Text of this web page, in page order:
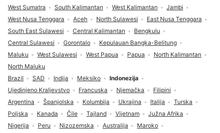
Brazil SAD Indija Meksiko
Indonezija
Ujedinjeno Kraljevstvo
Francuska Njemačka
Filipini
Argentina
Španjolska Kolumbija Ukrajina Italija
Turska
Poljska
Kanada Čile Tajland Vijetnam
Južna Afrika
Nigerija
Peru Nizozemska Australija
Maroko
West Sumatra
South Kalimantan West Kalimantan
Jambi
West Nusa Tenggara
Aceh North Sulawesi
East Nusa Tenggara
South East Sulawesi
Central Kalimantan
Bengkulu
Central Sulawesi
Gorontalo
Kepulauan Bangka-Belitung
Maluku
West Sulawesi West Papua Papua
North Kalimantan
North Maluku